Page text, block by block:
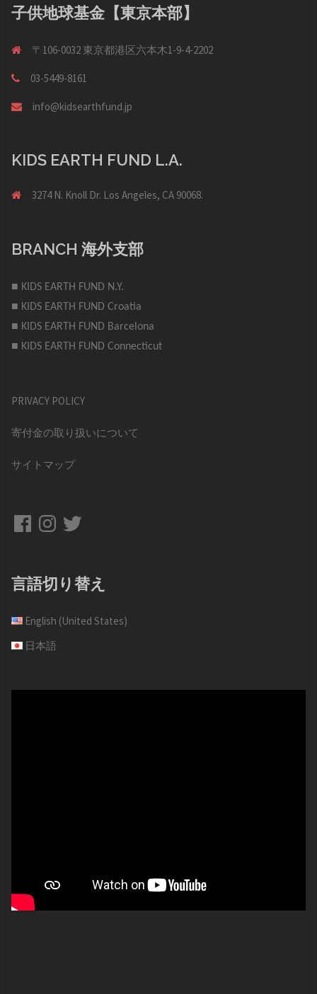
子供地球基金【東京本部】
〒106-0032 東京都港区六本木1-9-4-2202
03-5449-8161
info@kidsearthfund.jp
KIDS EARTH FUND L.A.
3274 N. Knoll Dr. Los Angeles, CA 90068.
BRANCH 海外支部
■ KIDS EARTH FUND N.Y.
■ KIDS EARTH FUND Croatia
■ KIDS EARTH FUND Barcelona
■ KIDS EARTH FUND Connecticut
PRIVACY POLICY
寄付金の取り扱いについて
サイトマップ
FacebookInstagram
Twitter
言語切り替え
English (United States)
日本語